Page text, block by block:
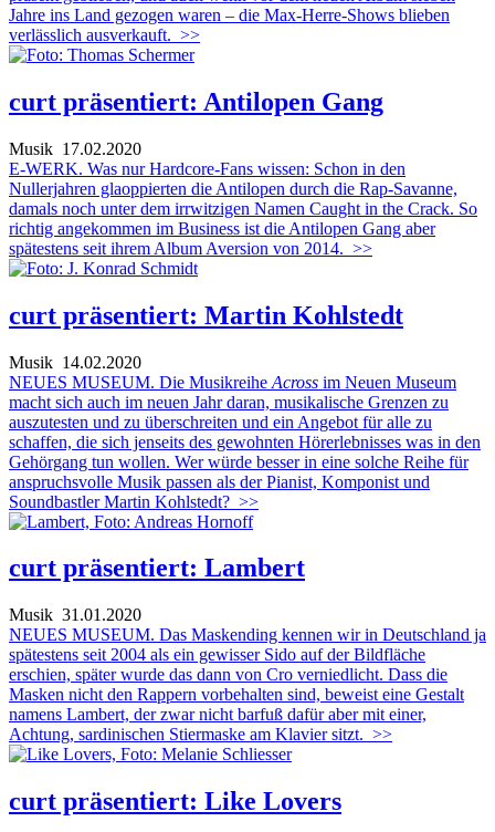
Jahre ins Land gezogen waren – die Max-Herre-Shows blieben
verlässlich ausverkauft. >>
curt präsentiert: Antilopen Gang
Musik 17.02.2020
E-WERK. Was nur Hardcore-Fans wissen: Schon in den
Nullerjahren glaoppierten die Antilopen durch die Rap-Savanne,
damals noch unter dem irrwitzigen Namen Caught in the Crack. So
richtig angekommen im Business ist die Antilopen Gang aber
spätestens seit ihrem Album Aversion von 2014. >>
curt präsentiert: Martin Kohlstedt
Musik 14.02.2020
NEUES MUSEUM. Die Musikreihe Across im Neuen Museum
macht sich auch im neuen Jahr daran, musikalische Grenzen zu
auszutesten und zu überschreiten und ein Angebot für alle zu
schaffen, die sich jenseits des gewohnten Hörerlebnisses was in den
Gehörgang tun wollen. Wer würde besser in eine solche Reihe für
anspruchsvolle Musik passen als der Pianist, Komponist und
Soundbastler Martin Kohlstedt? >>
curt präsentiert: Lambert
Musik 31.01.2020
NEUES MUSEUM. Das Maskending kennen wir in Deutschland ja
spätestens seit 2004 als ein gewisser Sido auf der Bildfläche
erschien, später wurde das dann von Cro verniedlicht. Dass die
Masken nicht den Rappern vorbehalten sind, beweist eine Gestalt
namens Lambert, der zwar nicht barfuß dafür aber mit einer,
Achtung, sardinischen Stiermaske am Klavier sitzt. >>
curt präsentiert: Like Lovers